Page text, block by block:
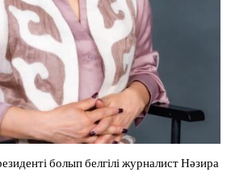
болып белгілі журналист Нәзира